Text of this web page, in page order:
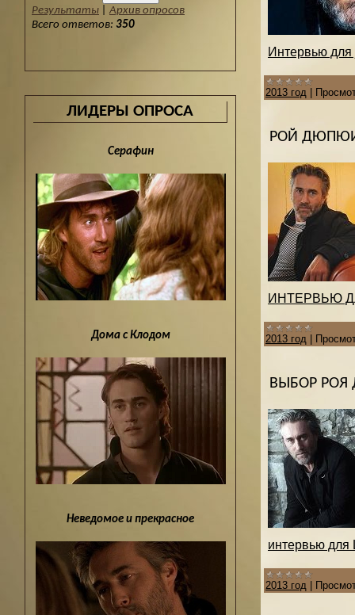
Результаты
Архив опросов
Всего ответов: 350
ЛИДЕРЫ ОПРОСА
Серафин
Дома с Клодом
Неведомое и прекрасное
Интервью для
2013 год
РОЙ
ИНТЕРВЬЮ
2013 год
ВЫБОР
интервью для
2013 год